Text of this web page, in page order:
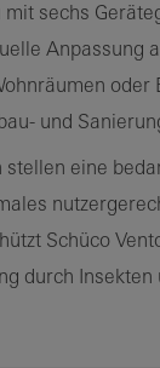
sechs
Anpassung
oder
und
eine
Schüco
durch Insekten